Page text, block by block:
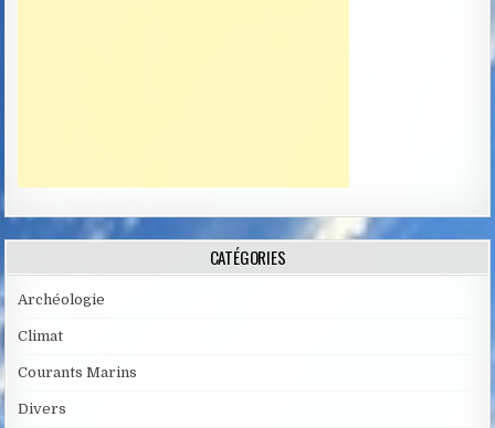
CATÉGORIES
Archéologie
Climat
Courants Marins
Divers